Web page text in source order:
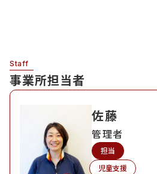
Staff
事業所担当者
佐藤
管理者
担当
児童支援